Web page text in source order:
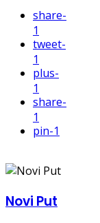
share-
1
tweet-
1
plus-
1
share-
1
pin-1
Novi Put